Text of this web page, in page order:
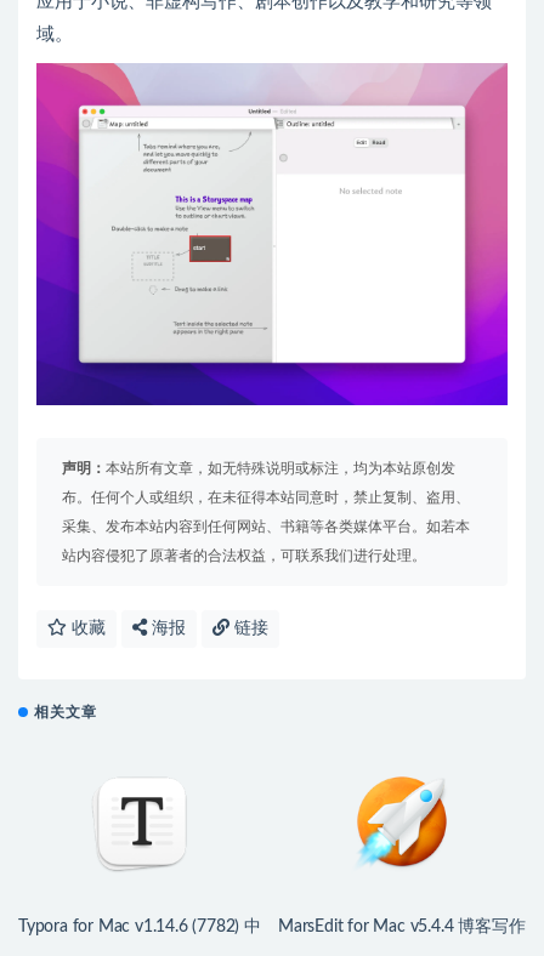
域。
声明： 本站所有文章，如无特殊说明或标注，均为本站原创发
布。任何个人或组织，在未征得本站同意时，禁止复制、盗用、
采集、发布本站内容到任何网站、书籍等各类媒体平台。如若本
站内容侵犯了原著者的合法权益，可联系我们进行处理。
收藏 海报 链接
相关文章
Typora for Mac v1.14.6 (7782) 中
MarsEdit for Mac v5.4.4 博客写作